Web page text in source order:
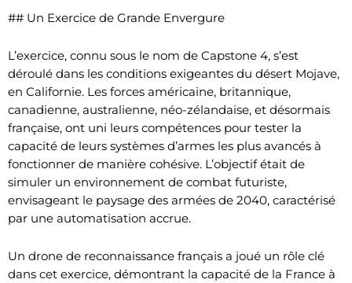
## Un Exercice de Grande Envergure
L’exercice, connu sous le nom de Capstone 4, s’est
déroulé dans les conditions exigeantes du désert Mojave,
en Californie. Les forces américaine, britannique,
canadienne, australienne, néo-zélandaise, et désormais
française, ont uni leurs compétences pour tester la
capacité de leurs systèmes d’armes les plus avancés à
fonctionner de manière cohésive. L’objectif était de
simuler un environnement de combat futuriste,
envisageant le paysage des armées de 2040, caractérisé
par une automatisation accrue.
Un drone de reconnaissance français a joué un rôle clé
dans cet exercice, démontrant la capacité de la France à